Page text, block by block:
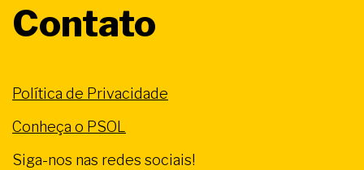
Contato
Política de Privacidade
Conheça o PSOL
Siga-nos nas redes sociais!